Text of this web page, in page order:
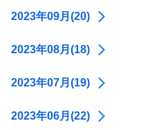
2023年09月(20)
2023年08月(18)
2023年07月(19)
2023年06月(22)